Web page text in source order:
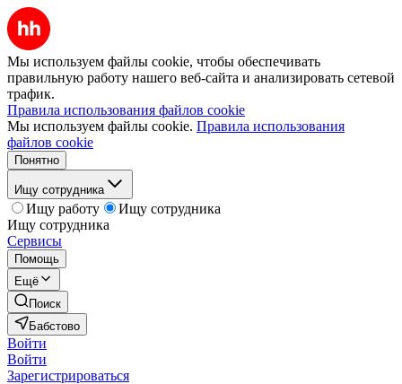
Мы используем файлы cookie, чтобы обеспечивать
правильную работу нашего веб-сайта и анализировать сетевой
трафик.
Правила использования файлов cookie
Мы используем файлы cookie. Правила использования
файлов cookie
Понятно
Ищу сотрудника
Ищу работу
Ищу сотрудника
Ищу сотрудника
Сервисы
Помощь
Ещё
Поиск
Бабстово
Войти
Войти
Зарегистрироваться